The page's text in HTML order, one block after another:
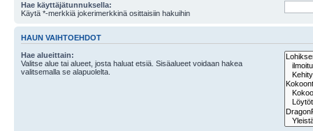
Hae käyttäjätunnuksella:
Käytä *-merkkiä jokerimerkkinä osittaisiin hakuihin
HAUN VAIHTOEHDOT
Hae alueittain:
Valitse alue tai alueet, josta haluat etsiä. Sisäalueet voidaan hakea
valitsemalla se alapuolelta.